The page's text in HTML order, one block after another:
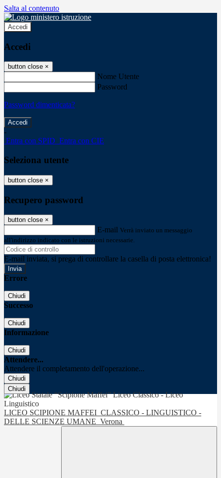
Salta al contenuto
Accedi
Accedi
button close ×
Nome Utente
Password
Password dimenticata?
-
Entra con SPID Entra con CIE
Seleziona utente
button close ×
Recupero password
button close ×
E-mail Verrà inviato un messaggio
all'indirizzo indicato con le istruzioni necessarie.
E-mail inviata, si prega di controllare la casella di posta elettronica!
Errore
Chiudi
Successo
Chiudi
Informazione
Chiudi
Attendere...
Attendere il completamento dell'operazione...
Chiudi
Chiudi
LICEO SCIPIONE MAFFEI CLASSICO - LINGUISTICO -
DELLE SCIENZE UMANE Verona